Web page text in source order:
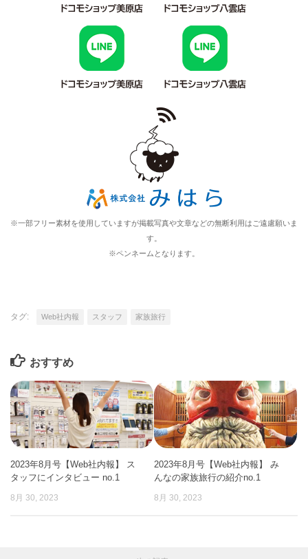
※一部フリー素材を使用していますが掲載写真や文章などの無断利用はご遠慮願いま
す。
※ペンネームとなります。
タグ: Web社内報 スタッフ 家族旅行
おすすめ
2023年8月号【Web社内報】 ス
タッフにインタビュー no.1
8月 30, 2023
2023年8月号【Web社内報】 み
んなの家族旅行の紹介no.1
8月 30, 2023